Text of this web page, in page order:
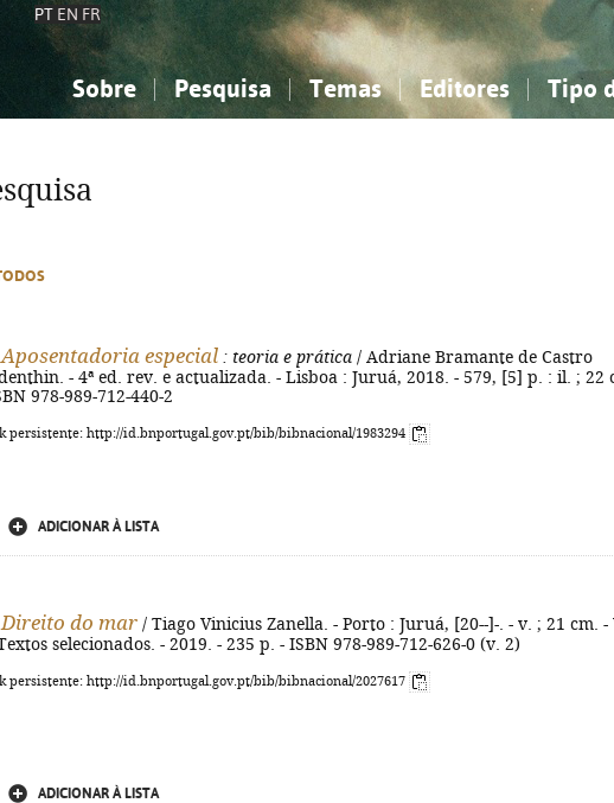
PT EN FR
Sobre Pesquisa Temas
Ciências sociais...
Editores Tipo
Ciências sociais...
Aposentadoria especial : teoria e prática / Adriane Bramante de Castro
- 4ª ed. rev. e actualizada. - Lisboa : Juruá, 2018. - 579, [5] p. : il. ; 22
978-989-712-440-2
persistente: http://id.bnportugal.gov.pt/bib/bibnacional/1983294
ADICIONAR À LISTA
Direito do mar / Tiago Vinicius Zanella. - Porto : Juruá, [20--]-. - v. ; 21 cm. -
selecionados. - 2019. - 235 p. - ISBN 978-989-712-626-0 (v. 2)
persistente: http://id.bnportugal.gov.pt/bib/bibnacional/2027617
ADICIONAR À LISTA